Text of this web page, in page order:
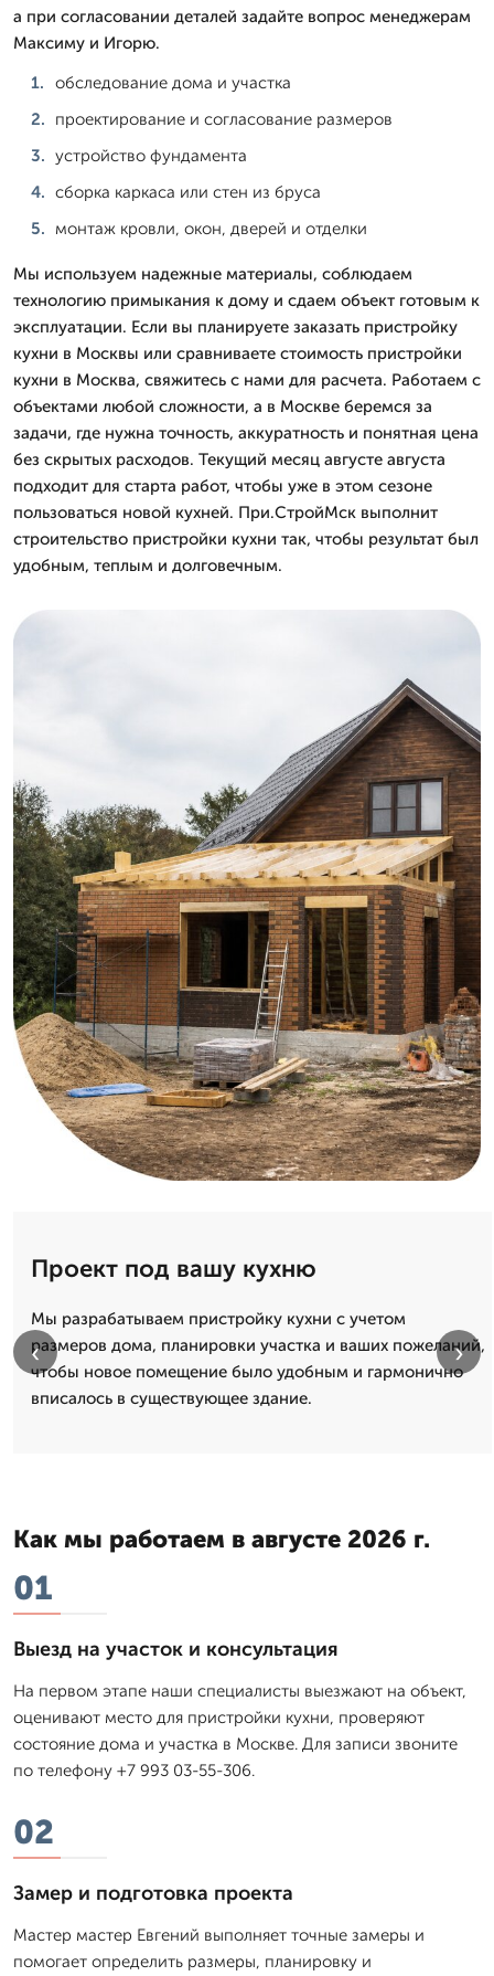
а при согласовании деталей задайте вопрос менеджерам
Максиму и Игорю.
обследование дома и участка
проектирование и согласование размеров
устройство фундамента
сборка каркаса или стен из бруса
монтаж кровли, окон, дверей и отделки
Мы используем надежные материалы, соблюдаем
технологию примыкания к дому и сдаем объект готовым к
эксплуатации. Если вы планируете заказать пристройку
кухни в Москвы или сравниваете стоимость пристройки
кухни в Москва, свяжитесь с нами для расчета. Работаем с
объектами любой сложности, а в Москве беремся за
задачи, где нужна точность, аккуратность и понятная цена
без скрытых расходов. Текущий месяц августе августа
подходит для старта работ, чтобы уже в этом сезоне
пользоваться новой кухней. При.СтройМск выполнит
строительство пристройки кухни так, чтобы результат был
удобным, теплым и долговечным.
Проект под вашу кухню
Мы разрабатываем пристройку кухни с учетом
размеров дома, планировки участка и ваших пожеланий,
чтобы новое помещение было удобным и гармонично
вписалось в существующее здание.
‹ ›
Как мы работаем в августе 2026 г.
01
Выезд на участок и консультация
На первом этапе наши специалисты выезжают на объект,
оценивают место для пристройки кухни, проверяют
состояние дома и участка в Москве. Для записи звоните
по телефону +7 993 03-55-306.
02
Замер и подготовка проекта
Мастер мастер Евгений выполняет точные замеры и
помогает определить размеры, планировку и